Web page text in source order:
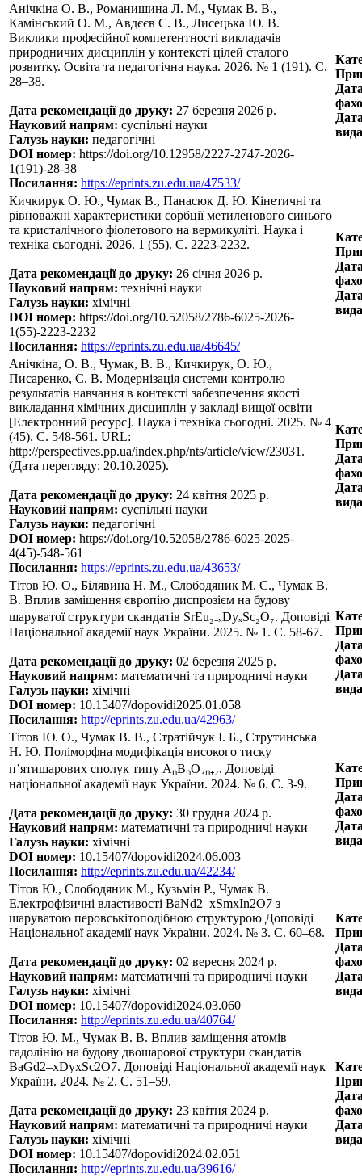
Анічкіна О. В., Романишина Л. М., Чумак В. В.,
Камінський О. М., Авдєєв С. В., Лисецька Ю. В.
Виклики професійної компетентності викладачів
природничих дисциплін у контексті цілей сталого
розвитку. Освіта та педагогічна наука. 2026. № 1 (191). С.
28–38.
Дата рекомендації до друку: 27 березня 2026 р.
Науковий напрям: суспільні науки
Галузь науки: педагогічні
DOI номер: https://doi.org/10.12958/2227-2747-2026-
1(191)-28-38
Посилання: https://eprints.zu.edu.ua/47533/
Кичкирук О. Ю., Чумак В., Панасюк Д. Ю. Кінетичні та
рівноважні характеристики сорбції метиленового синього
та кристалічного фіолетового на вермикуліті. Наука і
техніка сьогодні. 2026. 1 (55). С. 2223-2232.
Дата рекомендації до друку: 26 січня 2026 р.
Науковий напрям: технічні науки
Галузь науки: хімічні
DOI номер: https://doi.org/10.52058/2786-6025-2026-
1(55)-2223-2232
Посилання: https://eprints.zu.edu.ua/46645/
Анічкіна, О. В., Чумак, В. В., Кичкирук, О. Ю.,
Писаренко, С. В. Модернізація системи контролю
результатів навчання в контексті забезпечення якості
викладання хімічних дисциплін у закладі вищої освіти
[Електронний ресурс]. Наука і техніка сьогодні. 2025. № 4
(45). С. 548-561. URL:
http://perspectives.pp.ua/index.php/nts/article/view/23031.
(Дата перегляду: 20.10.2025).
Дата рекомендації до друку: 24 квітня 2025 р.
Науковий напрям: суспільні науки
Галузь науки: педагогічні
DOI номер: https://doi.org/10.52058/2786-6025-2025-
4(45)-548-561
Посилання: https://eprints.zu.edu.ua/43653/
Тітов Ю. О., Білявина Н. М., Слободяник М. С., Чумак В.
В. Вплив заміщення європію диспрозієм на будову
шаруватої структури скандатів SrEu₂₋ₓDyₓSc₂O₇. Доповіді
Національної академії наук України. 2025. № 1. С. 58-67.
Дата рекомендації до друку: 02 березня 2025 р.
Науковий напрям: математичні та природничі науки
Галузь науки: хімічні
DOI номер: 10.15407/dopovidi2025.01.058
Посилання: http://eprints.zu.edu.ua/42963/
Тітов Ю. О., Чумак В. В., Стратійчук І. Б., Струтинська
Н. Ю. Поліморфна модифікація високого тиску
п’ятишарових сполук типу AₙBₙO₃ₙ₊₂. Доповіді
національної академії наук України. 2024. № 6. С. 3-9.
Дата рекомендації до друку: 30 грудня 2024 р.
Науковий напрям: математичні та природничі науки
Галузь науки: хімічні
DOI номер: 10.15407/dopovidi2024.06.003
Посилання: http://eprints.zu.edu.ua/42234/
Тітов Ю., Слободяник М., Кузьмін Р., Чумак В.
Електрофізичні властивості BaNd2–xSmxIn2O7 з
шаруватою перовськітоподібною структурою Доповіді
Національної академії наук України. 2024. № 3. С. 60–68.
Дата рекомендації до друку: 02 вересня 2024 р.
Науковий напрям: математичні та природничі науки
Галузь науки: хімічні
DOI номер: 10.15407/dopovidi2024.03.060
Посилання: http://eprints.zu.edu.ua/40764/
Тітов Ю. М., Чумак В. В. Вплив заміщення атомів
гадолінію на будову двошарової структури скандатів
BaGd2–хDyxSc2O7. Доповіді Національної академії наук
України. 2024. № 2. С. 51–59.
Дата рекомендації до друку: 23 квітня 2024 р.
Науковий напрям: математичні та природничі науки
Галузь науки: хімічні
DOI номер: 10.15407/dopovidi2024.02.051
Посилання: http://eprints.zu.edu.ua/39616/